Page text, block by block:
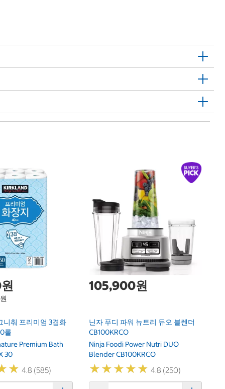
니춰 프리미엄 3겹화
롤
Premium Bath
30
★
★ 4.8 (585)
105,900원
닌자 푸디 파워 뉴트리 듀오 블렌더
CB100KRCO
Ninja Foodi Power Nutri DUO
Blender CB100KRCO
★★★★★
★★★★★ 4.8 (250)